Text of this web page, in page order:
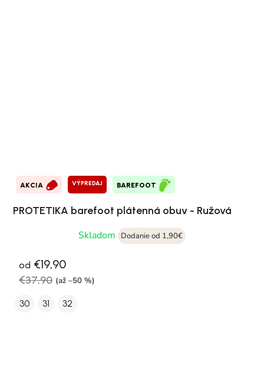
AKCIA VÝPREDAJ BAREFOOT
PROTETIKA barefoot plátenná obuv - Ružová
Skladom
Dodanie od 1,90€
od €19,90
€37,90 (až –50 %)
30 31 32